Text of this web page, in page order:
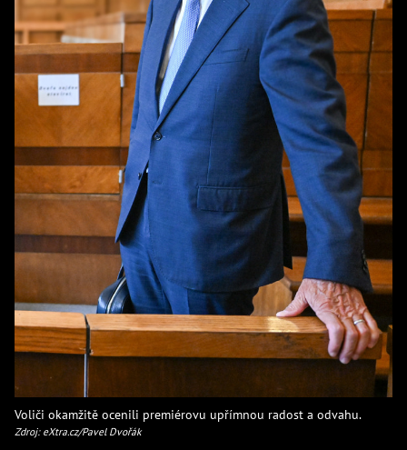
Voliči okamžitě ocenili premiérovu upřímnou radost a odvahu.
Zdroj: eXtra.cz/Pavel Dvořák